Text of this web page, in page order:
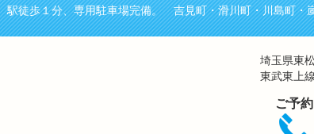
駅徒歩１分、専用駐車場完備。 吉見町・滑川町・川島町・
埼玉県東
東武東上
ご予